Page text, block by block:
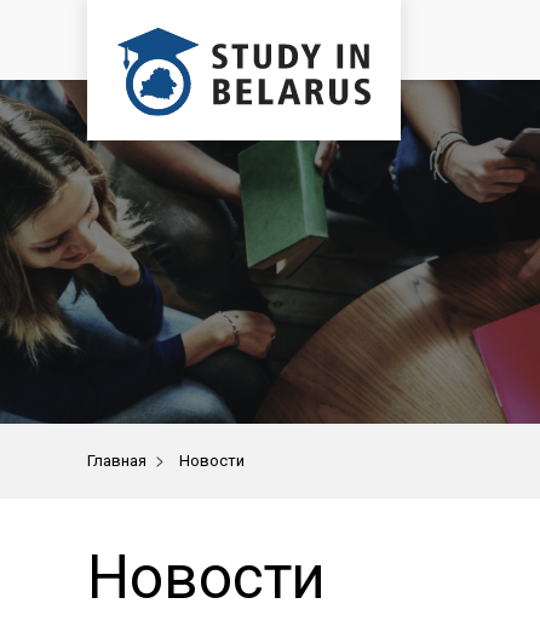
Главная > Новости
Новости